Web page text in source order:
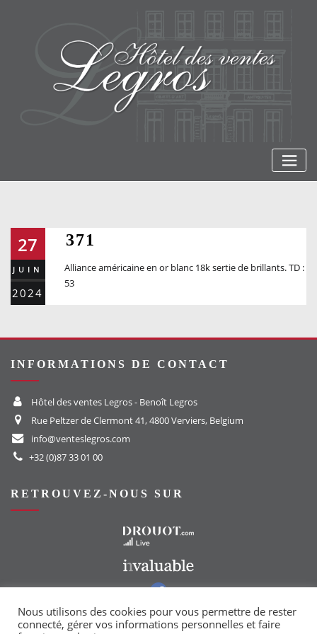
27
JUIN
2024
371
Alliance américaine en or blanc 18k sertie de brillants. TD :
53
INFORMATIONS DE CONTACT
Hôtel des ventes Legros - Benoît Legros
Rue Peltzer de Clermont 41, 4800 Verviers, Belgium
info@venteslegros.com
+32 (0)87 33 01 00
RETROUVEZ-NOUS SUR
Vers notre groupe Facebook
Nous utilisons des cookies pour vous permettre de rester
connecté, gérer vos informations personnelles et faire